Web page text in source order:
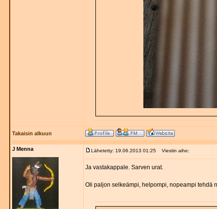
Takaisin alkuun
J Menna Lähetetty: 19.06.2013 01:25 Viestin aihe:
Ja vastakappale. Sarven urat.
Oli paljon selkeämpi, helpompi, nopeampi tehdä